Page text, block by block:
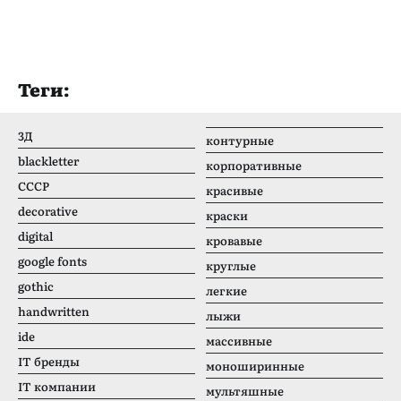
Теги:
3Д
blackletter
CCCР
decorative
digital
google fonts
gothic
handwritten
ide
IT бренды
IT компании
контурные
корпоративные
красивые
краски
кровавые
круглые
легкие
лыжи
массивные
моноширинные
мультяшные